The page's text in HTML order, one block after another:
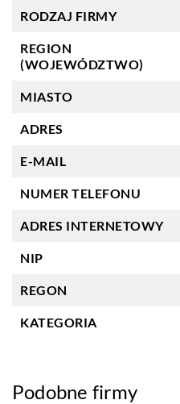
RODZAJ FIRMY
REGION
(WOJEWÓDZTWO)
MIASTO
ADRES
E-MAIL
NUMER TELEFONU
ADRES INTERNETOWY
NIP
REGON
KATEGORIA
Podobne firmy